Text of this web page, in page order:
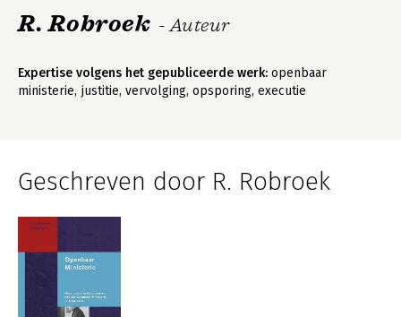
R. Robroek - Auteur
Expertise volgens het gepubliceerde werk: openbaar
ministerie, justitie, vervolging, opsporing, executie
Geschreven door R. Robroek